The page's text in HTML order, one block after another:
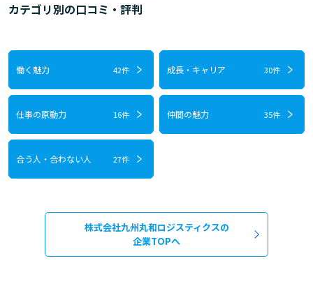
カテゴリ別の口コミ・評判
働く魅力 42件 成長・キャリア 30件
仕事の原動力 16件 仲間の魅力 35件
合う人・合わない人 27件
株式会社九州丸和ロジスティクスの
企業TOPへ